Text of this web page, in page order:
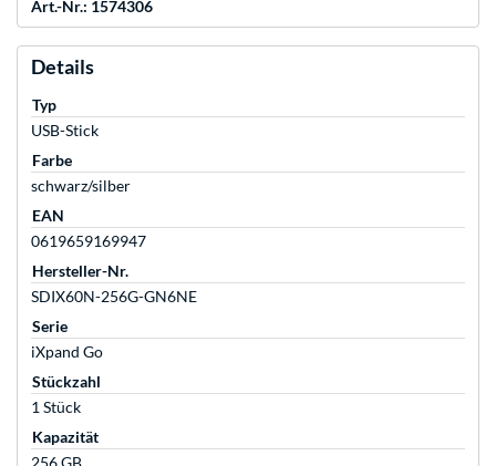
Art.-Nr.: 1574306
Details
Typ
USB-Stick
Farbe
schwarz/silber
EAN
0619659169947
Hersteller-Nr.
SDIX60N-256G-GN6NE
Serie
iXpand Go
Stückzahl
1 Stück
Kapazität
256 GB